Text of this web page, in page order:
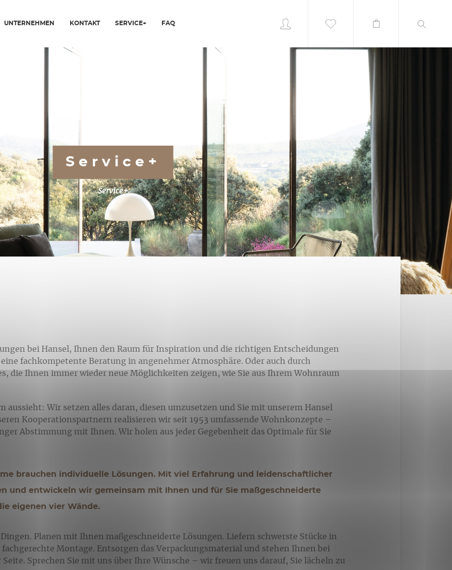
UNTERNEHMEN KONTAKT SERVICE+ FAQ
Service+
Service+
bei Hansel, Ihnen den Raum für Inspiration und die richtigen Entscheidungen
fachkompetente Beratung in angenehmer Atmosphäre. Oder auch durch
die Ihnen immer wieder neue Möglichkeiten zeigen, wie Sie aus Ihrem Wohnraum
aussieht: Wir setzen alles daran, diesen umzusetzen und Sie mit unserem Hansel
Kooperationspartnern realisieren wir seit 1953 umfassende Wohnkonzepte –
Abstimmung mit Ihnen. Wir holen aus jeder Gegebenheit das Optimale für Sie
brauchen individuelle Lösungen. Mit viel Erfahrung und leidenschaftlicher
und entwickeln wir gemeinsam mit Ihnen und für Sie maßgeschneiderte
eigenen vier Wände.
Planen mit Ihnen maßgeschneiderte Lösungen. Liefern schwerste Stücke in
Montage. Entsorgen das Verpackungsmaterial und stehen Ihnen bei
Sprechen Sie mit uns über Ihre Wünsche – wir freuen uns darauf, Sie lächeln zu